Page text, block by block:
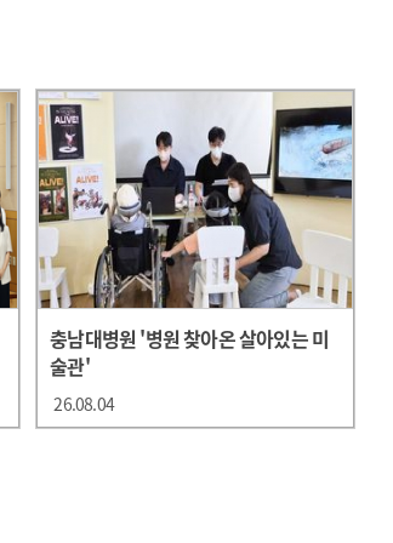
충남대 병원 '병원 찾아온 살아있는 미
술관'
26.08.04